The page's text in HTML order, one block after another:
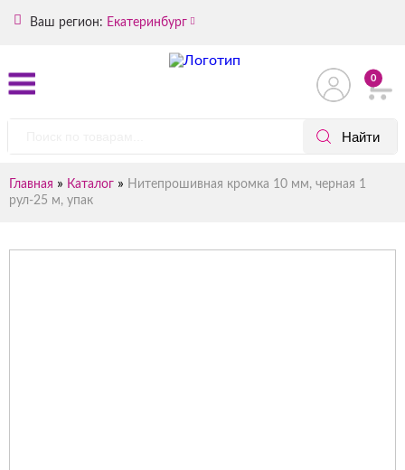
Ваш регион: Екатеринбург
0
Главная » Каталог » Нитепрошивная кромка 10 мм, черная 1
рул-25 м, упак